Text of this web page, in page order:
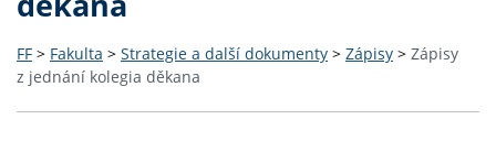
FF > Fakulta > Strategie a další dokumenty > Zápisy > Zápisy
z jednání kolegia děkana